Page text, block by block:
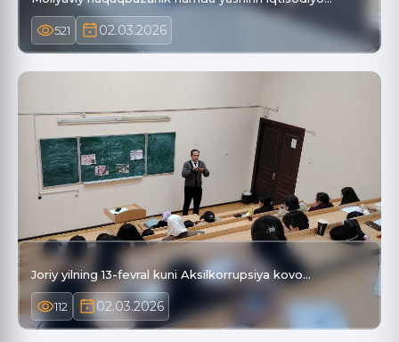
521 02.03.2026
Joriy yilning 13-fevral kuni Aksilkorrupsiya kovo…
112 02.03.2026